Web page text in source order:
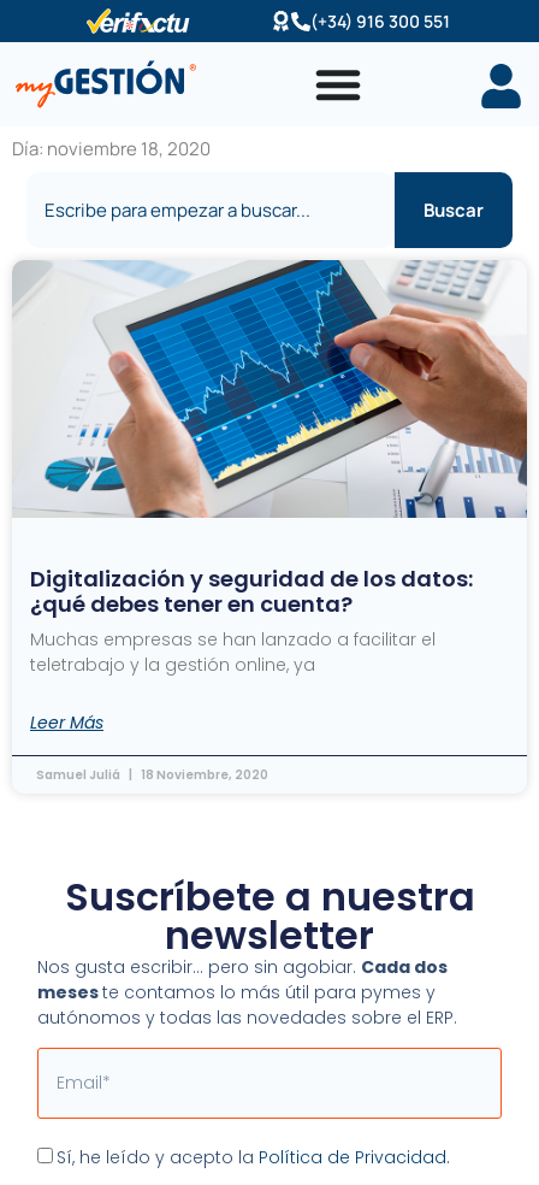
al
contenido
(+34) 916 300 551
Día: noviembre 18, 2020
Buscar
Digitalización y seguridad de los datos:
¿qué debes tener en cuenta?
Muchas empresas se han lanzado a facilitar el
teletrabajo y la gestión online, ya
Leer Más
Samuel Juliá 18 Noviembre, 2020
Suscríbete a nuestra
newsletter
Nos gusta escribir… pero sin agobiar. Cada dos
meseste contamos lo más útil para pymes y
autónomos y todas las novedades sobre el ERP.
Email
Aceptación
Sí, he leído y acepto la Política de Privacidad.